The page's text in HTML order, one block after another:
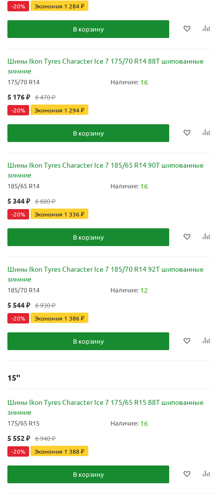
-20% Экономия 1 284₽
В корзину
Шины Ikon Tyres Character Ice 7 175/70 R14 88T шипованные
зимние
175/70 R14 Наличие: 16
5 176₽ 6 470₽
-20% Экономия 1 294₽
В корзину
Шины Ikon Tyres Character Ice 7 185/65 R14 90T шипованные
зимние
185/65 R14 Наличие: 16
5 344₽ 6 680₽
-20% Экономия 1 336₽
В корзину
Шины Ikon Tyres Character Ice 7 185/70 R14 92T шипованные
зимние
185/70 R14 Наличие: 12
5 544₽ 6 930₽
-20% Экономия 1 386₽
В корзину
15''
Шины Ikon Tyres Character Ice 7 175/65 R15 88T шипованные
зимние
175/65 R15 Наличие: 16
5 552₽ 6 940₽
-20% Экономия 1 388 ₽
В корзину